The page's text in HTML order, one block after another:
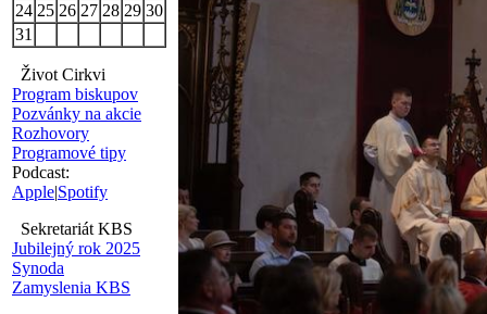
24 25 26 27 28 29 30
31
Život Cirkvi
Program biskupov
Pozvánky na akcie
Rozhovory
Programové tipy
Podcast:
Apple|Spotify
Sekretariát KBS
Jubilejný rok 2025
Synoda
Zamyslenia KBS